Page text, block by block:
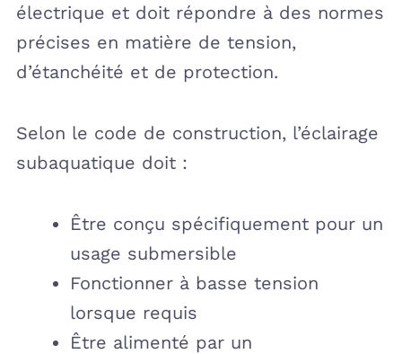
électrique et doit répondre à des normes
précises en matière de tension,
d’étanchéité et de protection.
Selon le code de construction, l’éclairage
subaquatique doit :
Être conçu spécifiquement pour un
usage submersible
Fonctionner à basse tension
lorsque requis
Être alimenté par un